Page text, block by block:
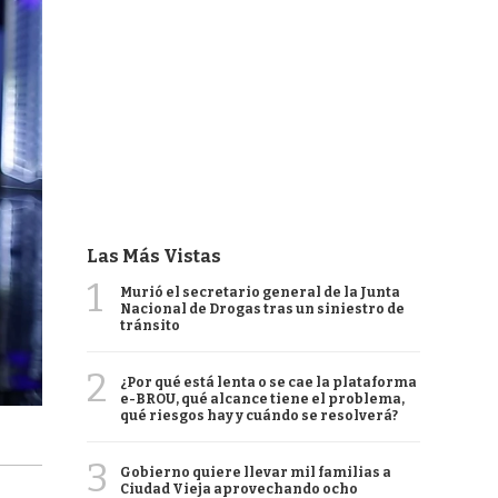
Las Más Vistas
1
Murió el secretario general de la Junta
Nacional de Drogas tras un siniestro de
tránsito
2
¿Por qué está lenta o se cae la plataforma
e-BROU, qué alcance tiene el problema,
qué riesgos hay y cuándo se resolverá?
3
Gobierno quiere llevar mil familias a
Ciudad Vieja aprovechando ocho